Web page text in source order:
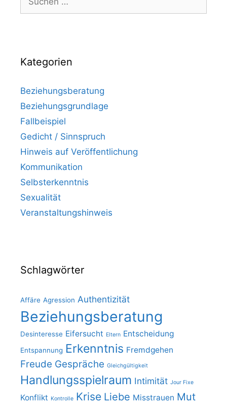
Kategorien
Beziehungsberatung
Beziehungsgrundlage
Fallbeispiel
Gedicht / Sinnspruch
Hinweis auf Veröffentlichung
Kommunikation
Selbsterkenntnis
Sexualität
Veranstaltungshinweis
Schlagwörter
Affäre Agression Authentizität
Beziehungsberatung
Desinteresse Eifersucht Eltern Entscheidung
Entspannung Erkenntnis Fremdgehen
Freude Gespräche Gleichgültigkeit
Handlungsspielraum Intimität Jour Fixe
Konflikt Kontrolle Krise Liebe Misstrauen Mut